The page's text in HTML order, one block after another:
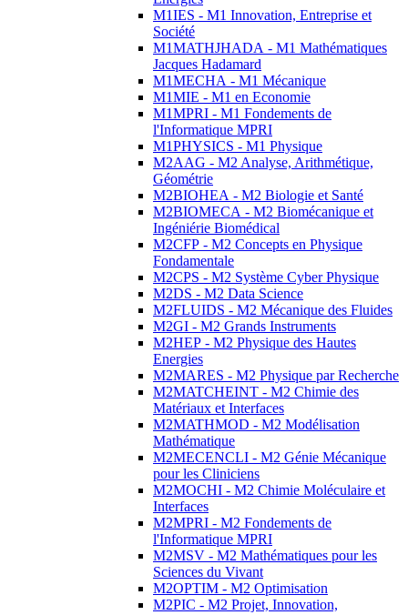
M1IES - M1 Innovation, Entreprise et
Société
M1MATHJHADA - M1 Mathématiques
Jacques Hadamard
M1MECHA - M1 Mécanique
M1MIE - M1 en Economie
M1MPRI - M1 Fondements de
l'Informatique MPRI
M1PHYSICS - M1 Physique
M2AAG - M2 Analyse, Arithmétique,
Géométrie
M2BIOHEA - M2 Biologie et Santé
M2BIOMECA - M2 Biomécanique et
Ingéniérie Biomédical
M2CFP - M2 Concepts en Physique
Fondamentale
M2CPS - M2 Système Cyber Physique
M2DS - M2 Data Science
M2FLUIDS - M2 Mécanique des Fluides
M2GI - M2 Grands Instruments
M2HEP - M2 Physique des Hautes
Energies
M2MARES - M2 Physique par Recherche
M2MATCHEINT - M2 Chimie des
Matériaux et Interfaces
M2MATHMOD - M2 Modélisation
Mathématique
M2MECENCLI - M2 Génie Mécanique
pour les Cliniciens
M2MOCHI - M2 Chimie Moléculaire et
Interfaces
M2MPRI - M2 Fondements de
l'Informatique MPRI
M2MSV - M2 Mathématiques pour les
Sciences du Vivant
M2OPTIM - M2 Optimisation
M2PIC - M2 Projet, Innovation,